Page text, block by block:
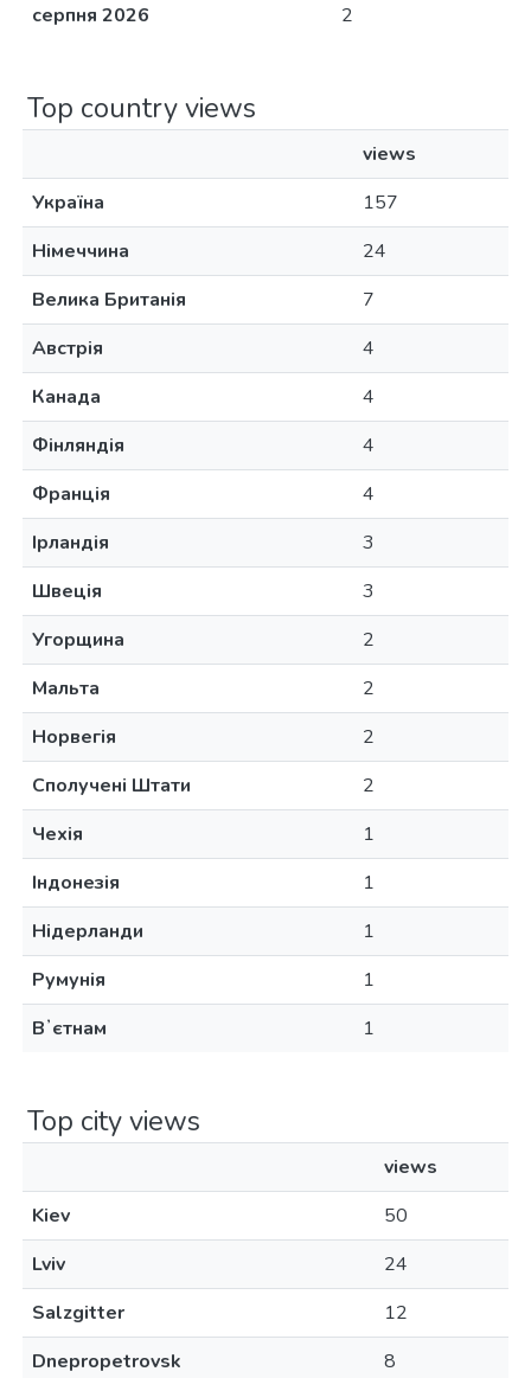
серпня 2026
2
Top country views
views
Україна
157
Німеччина
24
Велика Британія
7
Австрія
4
Канада
4
Фінляндія
4
Франція
4
Ірландія
3
Швеція
3
Угорщина
2
Мальта
2
Норвегія
2
Сполучені Штати
2
Чехія
1
Індонезія
1
Нідерланди
1
Румунія
1
Вʼєтнам
1
Top city views
views
Kiev
50
Lviv
24
Salzgitter
12
Dnepropetrovsk
8